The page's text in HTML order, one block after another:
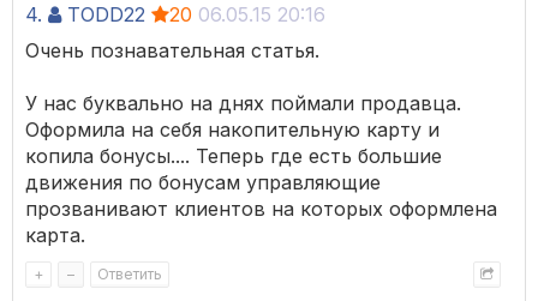
4. TODD22 20 06.05.15 20:16
Очень познавательная статья.
У нас буквально на днях поймали продавца.
Оформила на себя накопительную карту и
копила бонусы.... Теперь где есть большие
движения по бонусам управляющие
прозванивают клиентов на которых оформлена
карта.
+ – Ответить